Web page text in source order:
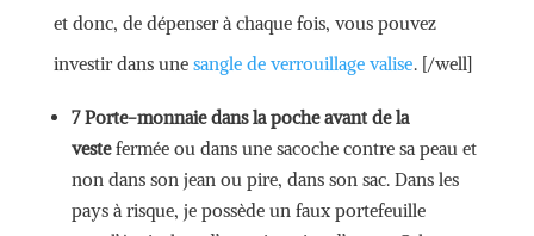
et donc, de dépenser à chaque fois, vous pouvez
investir dans une sangle de verrouillage valise. [/well]
7 Porte-monnaie dans la poche avant de la
vestefermée ou dans une sacoche contre sa peau et
non dans son jean ou pire, dans son sac. Dans les
pays à risque, je possède un faux portefeuille